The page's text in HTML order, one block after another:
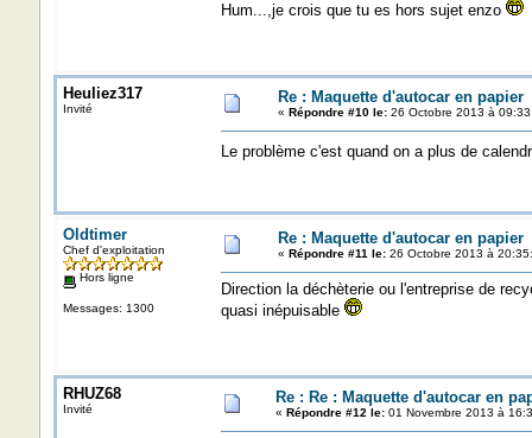
Hum...,je crois que tu es hors sujet enzo
Heuliez317
Invité
Re : Maquette d'autocar en papier
« Répondre #10 le:26 Octobre 2013 à
Le problème c'est quand on a plus de
Oldtimer
Chef d'exploitation
Hors ligne
Messages: 1300
Re : Maquette d'autocar en papier
« Répondre #11 le:26 Octobre 2013 à
Direction la déchèterie ou l'entreprise de
quasi inépuisable
RHUZ68
Invité
Re : Re : Maquette d'autocar en
« Répondre #12 le:01 Novembre 2013 à